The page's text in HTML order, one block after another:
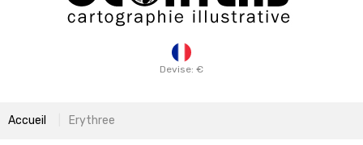
Devise: €
Accueil Erythree